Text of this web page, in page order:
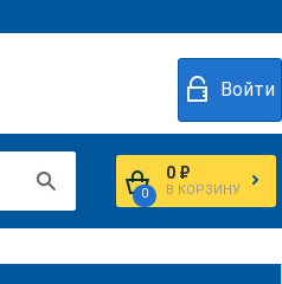
Войти
0
0 ₽
В КОРЗИНУ